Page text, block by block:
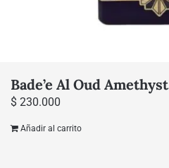
Bade’e Al Oud Amethyst
$ 230.000
Añadir al carrito